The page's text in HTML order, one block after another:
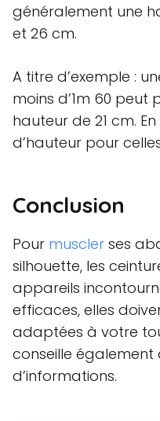
généralement une
et 26 cm.
A titre d’exemple :
moins d’1m 60 peut
hauteur de 21 cm.
d’hauteur pour
Conclusion
Pour muscler ses
silhouette, les
appareils
efficaces, elles
adaptées à votre
conseille également
d’informations.